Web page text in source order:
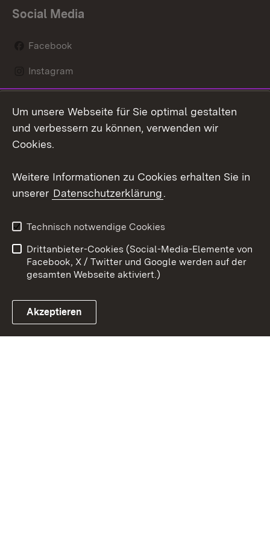
Social Media
Facebook
Instagram
Mastodon
Youtube
Link zum Landesportal
Kontakt
Datenschutz
Barrierefreiheit
Impressum Cookies
Um unsere Webseite für Sie optimal gestalten
und verbessern zu können, verwenden wir
Cookies.
Weitere Informationen zu Cookies erhalten Sie in
unserer Datenschutzerklärung.
Technisch notwendige Cookies
Drittanbieter-Cookies (Social-Media-Elemente von
Facebook, X / Twitter und Google werden auf der
gesamten Webseite aktiviert.)
Akzeptieren